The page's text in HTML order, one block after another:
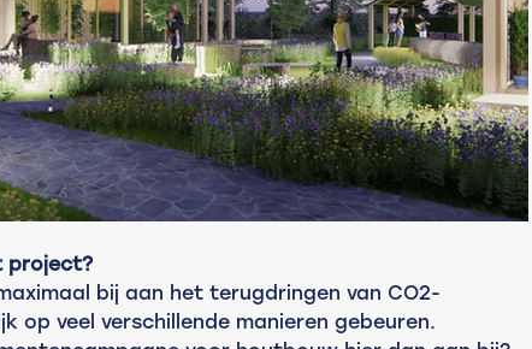
project?
bij aan het terugdringen van CO2-
op veel verschillende manieren gebeuren.